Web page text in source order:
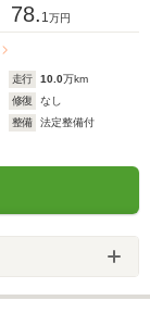
78. 1万円
走行 10.0万km
修復
なし
整備
法定整備付